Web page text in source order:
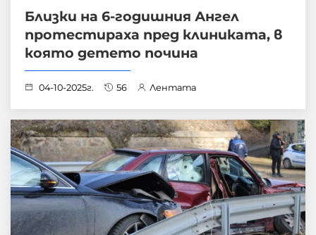
Близки на 6-годишния Ангел
протестираха пред клиниката, в
която детето почина
04-10-2025г. 56 Лентата